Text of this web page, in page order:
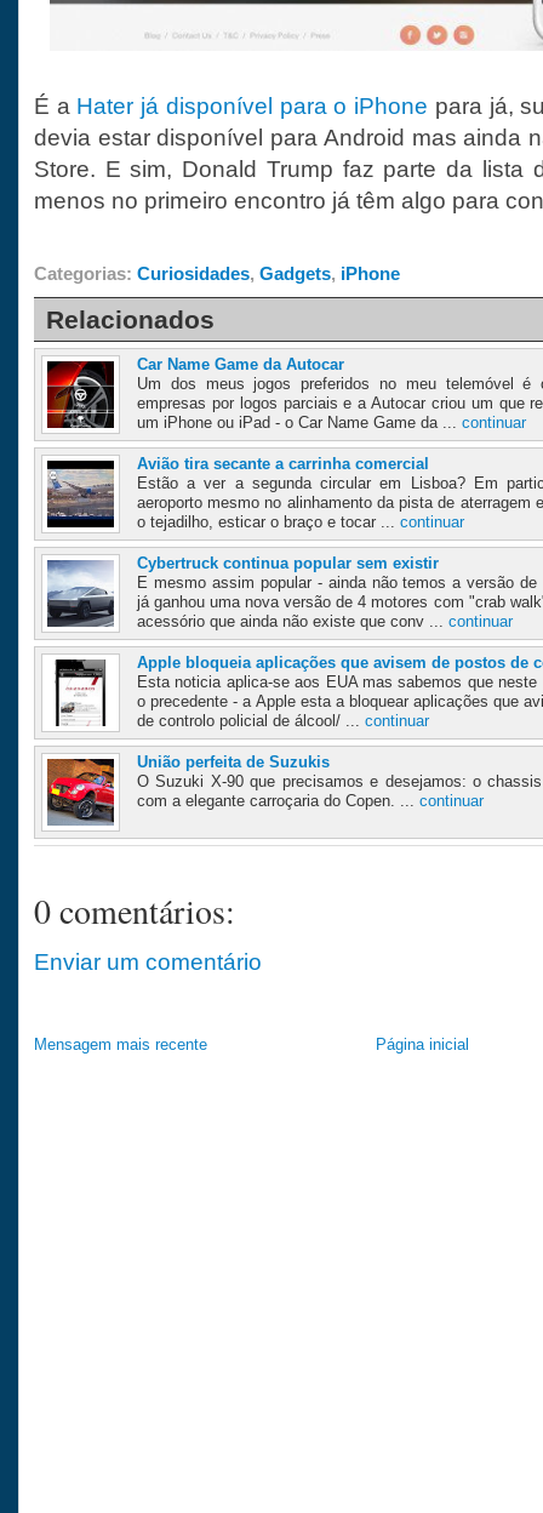
É a Hater já disponível para o iPhone para já,
devia estar disponível para Android mas ainda
Store. E sim, Donald Trump faz parte da lista
menos no primeiro encontro já têm algo para
Categorias: Curiosidades, Gadgets, iPhone
Relacionados
Car Name Game da Autocar
Um dos meus jogos preferidos no meu telemóvel
empresas por logos parciais e a Autocar criou um que
um iPhone ou iPad - o Car Name Game da ... continuar
Avião tira secante a carrinha comercial
Estão a ver a segunda circular em Lisboa? Em
aeroporto mesmo no alinhamento da pista de aterragem
o tejadilho, esticar o braço e tocar ... continuar
Cybertruck continua popular sem existir
E mesmo assim popular - ainda não temos a versão de
já ganhou uma nova versão de 4 motores com "crab
acessório que ainda não existe que conv ... continuar
Apple bloqueia aplicações que avisem de postos de
Esta noticia aplica-se aos EUA mas sabemos que
o precedente - a Apple esta a bloquear aplicações que
de controlo policial de álcool/ ... continuar
União perfeita de Suzukis
O Suzuki X-90 que precisamos e desejamos: o
com a elegante carroçaria do Copen. ... continuar
0 comentários:
Enviar um comentário
Mensagem mais recente Página inicial